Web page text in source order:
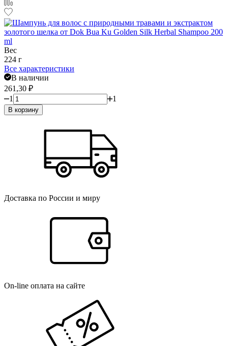
Вес
224 г
Все характеристики
В наличии
261,30 ₽
1
1
В корзину
Доставка по России и миру
On-line оплата на сайте